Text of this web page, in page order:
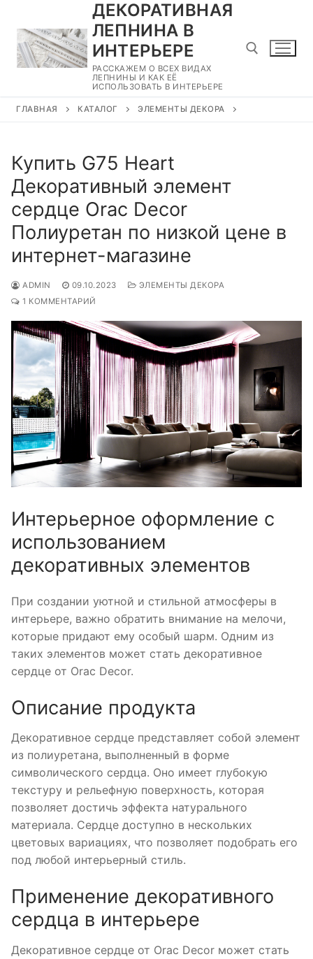
содержимому
ДЕКОРАТИВНАЯ
ЛЕПНИНА В
ИНТЕРЬЕРЕ
РАССКАЖЕМ О ВСЕХ ВИДАХ
ЛЕПНИНЫ И КАК ЕЁ
ИСПОЛЬЗОВАТЬ В ИНТЕРЬЕРЕ
ГЛАВНАЯ КАТАЛОГ ЭЛЕМЕНТЫ ДЕКОРА
Купить G75 Heart
Декоративный элемент
сердце Orac Decor
Полиуретан по низкой цене в
интернет-магазине
ADMIN 09.10.2023
ЭЛЕМЕНТЫ ДЕКОРА
1 КОММЕНТАРИЙ
Интерьерное оформление с
использованием
декоративных элементов
При создании уютной и стильной атмосферы в
интерьере, важно обратить внимание на мелочи,
которые придают ему особый шарм. Одним из
таких элементов может стать декоративное
сердце от Orac Decor.
Описание продукта
Декоративное сердце представляет собой элемент
из полиуретана, выполненный в форме
символического сердца. Оно имеет глубокую
текстуру и рельефную поверхность, которая
позволяет достичь эффекта натурального
материала. Сердце доступно в нескольких
цветовых вариациях, что позволяет подобрать его
под любой интерьерный стиль.
Применение декоративного
сердца в интерьере
Декоративное сердце от Orac Decor может стать